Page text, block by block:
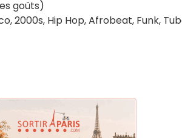
goûts)
2000s, Hip Hop, Afrobeat, Funk,